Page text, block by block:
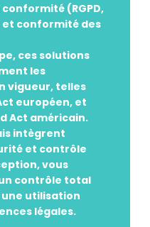
(RGPD,
conformité des
ces solutions
les
vigueur, telles
européen, et
Act américain.
intègrent
et contrôle
vous
contrôle total
une utilisation
légales.